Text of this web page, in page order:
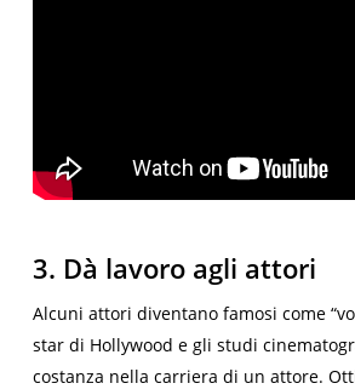
3. Dà lavoro agli attori
Alcuni attori diventano famosi come
star di Hollywood e gli studi
costanza nella carriera di un attore.